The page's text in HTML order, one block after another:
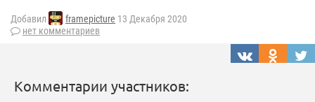
Добавил framepicture 13 Декабря 2020
нет комментариев
Комментарии участников: